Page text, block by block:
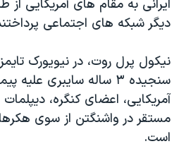
آرشیو پخش زنده
مجموعه مستندهای دادخواهی
دادگاه حمید نوری
چهل سال گروگان‌گیری
قانون شفافیت دارائی کادر رهبری
اعتراضات مردمی آبان ۹۸
ایرانی به مقام های آمریکایی از
دیگر شبکه های اجتماعی
نیکول پرل روت، در نیویورک
سنجیده ۳ ساله سایبری
آمریکایی، اعضای کنگره، دیپلمات
مستقر در واشنگتن از سوی
است.